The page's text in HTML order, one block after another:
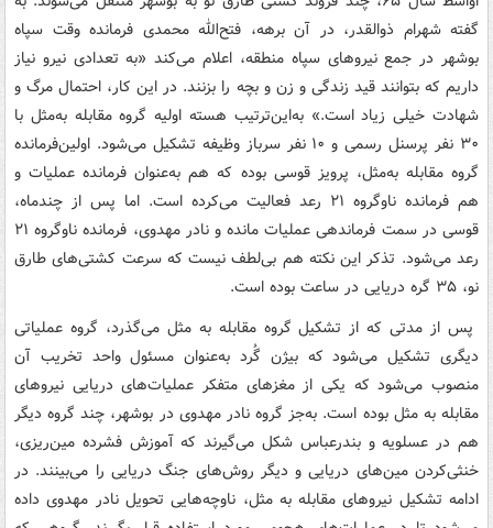
گفته شهرام ذوالقدر، در آن برهه، فتح‌الله محمدی فرمانده وقت سپاه
بوشهر در جمع نیروهای سپاه منطقه، اعلام می‌کند «به تعدادی نیرو نیاز
داریم که بتوانند قید زندگی و زن و بچه را بزنند. در این کار، احتمال مرگ و
شهادت خیلی زیاد است.» به‌این‌ترتیب هسته اولیه گروه مقابله به‌مثل با
۳۰ نفر پرسنل رسمی و ۱۰ نفر سرباز وظیفه تشکیل می‌شود. اولین‌فرمانده
گروه مقابله به‌مثل، پرویز قوسی بوده که هم به‌عنوان فرمانده عملیات و
هم فرمانده ناوگروه ۲۱ رعد فعالیت می‌کرده است. اما پس از چندماه،
قوسی در سمت فرماندهی عملیات مانده و نادر مهدوی، فرمانده ناوگروه ۲۱
رعد می‌شود. تذکر این نکته هم بی‌لطف نیست که سرعت کشتی‌های طارق
نو، ۳۵ گره دریایی در ساعت بوده است.
پس از مدتی که از تشکیل گروه مقابله به مثل می‌گذرد، گروه عملیاتی
دیگری تشکیل می‌شود که بیژن گُرد به‌عنوان مسئول واحد تخریب آن
منصوب می‌شود که یکی از مغزهای متفکر عملیات‌های دریایی نیروهای
مقابله به مثل بوده است. به‌جز گروه نادر مهدوی در بوشهر، چند گروه دیگر
هم در عسلویه و بندرعباس شکل می‌گیرند که آموزش فشرده مین‌ریزی،
خنثی‌کردن مین‌های دریایی و دیگر روش‌های جنگ دریایی را می‌بینند. در
ادامه تشکیل نیروهای مقابله به مثل، ناوچه‌هایی تحویل نادر مهدوی داده